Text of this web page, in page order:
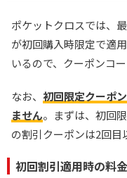
ポケットクロスでは、
が初回購入時限定で適
いるので、クーポンコ
なお、 初回限定クーポ
ません。まずは、初回
の割引クーポンは2回目
初回割引適用時の料